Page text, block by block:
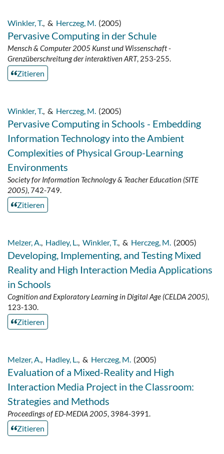
Winkler, T., & Herczeg, M. (2005)
Pervasive Computing in der Schule
Mensch & Computer 2005 Kunst und Wissenschaft -
Grenzüberschreitung der interaktiven ART, 253-255.
Zitieren
Winkler, T., & Herczeg, M. (2005)
Pervasive Computing in Schools - Embedding
Information Technology into the Ambient
Complexities of Physical Group-Learning
Environments
Society for Information Technology & Teacher Education (SITE
2005), 742-749.
Zitieren
Melzer, A., Hadley, L., Winkler, T., & Herczeg, M. (2005)
Developing, Implementing, and Testing Mixed
Reality and High Interaction Media Applications
in Schools
Cognition and Exploratory Learning in Digital Age (CELDA 2005),
123-130.
Zitieren
Melzer, A., Hadley, L., & Herczeg, M. (2005)
Evaluation of a Mixed-Reality and High
Interaction Media Project in the Classroom:
Strategies and Methods
Proceedings of ED-MEDIA 2005, 3984-3991.
Zitieren